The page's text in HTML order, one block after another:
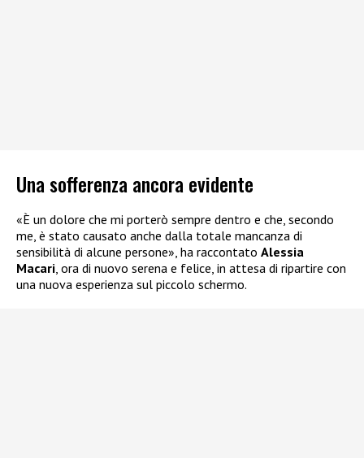
Una sofferenza ancora evidente
«È un dolore che mi porterò sempre dentro e che, secondo
me, è stato causato anche dalla totale mancanza di
sensibilità di alcune persone», ha raccontato Alessia
Macari , ora di nuovo serena e felice, in attesa di ripartire con
una nuova esperienza sul piccolo schermo.